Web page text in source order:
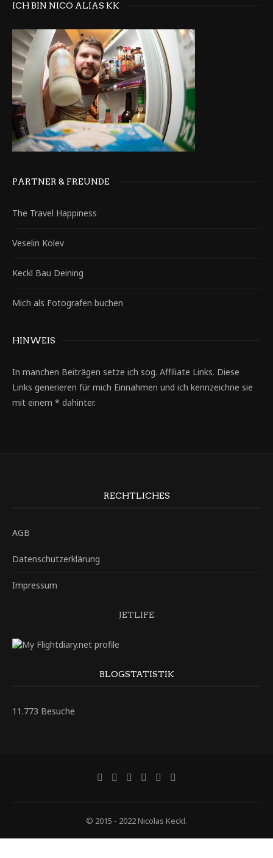
ICH BIN NICO ALIAS KK
PARTNER & FREUNDE
The Travel Happiness
Veselin Kolev
Keckl Bau Deining
Mich als Fotografen buchen
HINWEIS
In manchen Beiträgen setze ich sog. Affiliate Links. Diese
Links generieren für mich Einnahmen und ich kennzeichne sie
mit einem * dahinter.
RECHTLICHES
AGB
Datenschutzerklärung
Impressum
JETLIFE
BLOGSTATISTIK
11.773 Besuche
© 2015 - 2022 Nicolas Keckl.